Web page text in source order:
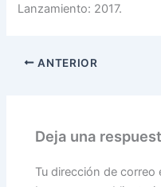
Lanzamiento: 2017.
ANTERIOR
Deja una
Tu dirección de